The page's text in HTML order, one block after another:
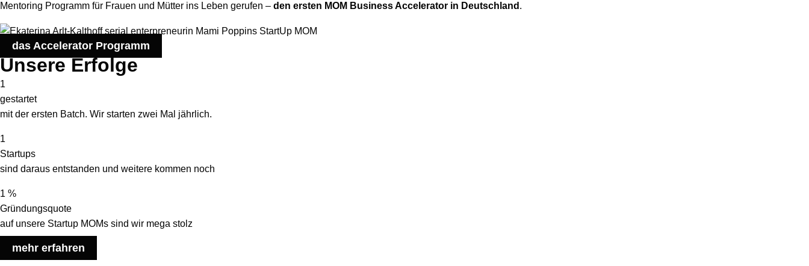
Mentoring Programm für Frauen und Mütter ins Leben gerufen – den ersten MOM Business Accelerator in Deutschland .
das Accelerator Programm
Unsere Erfolge
1
gestartet
mit der ersten Batch. Wir starten zwei Mal jährlich.
1
Startups
sind daraus entstanden und weitere kommen noch
1 %
Gründungsquote
auf unsere Startup MOMs sind wir mega stolz
mehr erfahren